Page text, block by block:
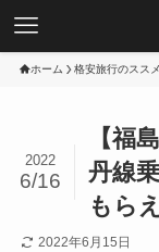
ホーム 格安旅行のススメ
【福
丹線
もら
2022
6/16
2022年6月15日